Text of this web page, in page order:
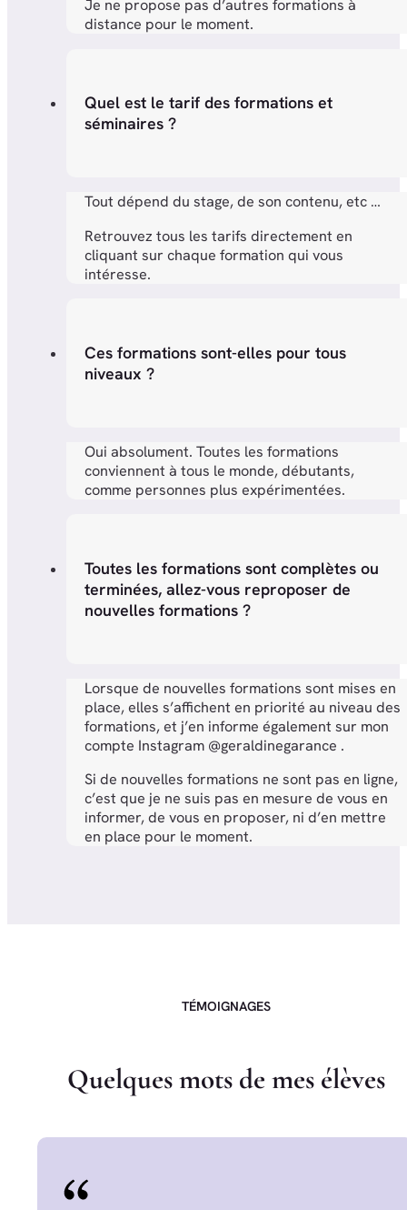
Je ne propose pas d’autres formations à
distance pour le moment.
Quel est le tarif des formations et
séminaires ?
Tout dépend du stage, de son contenu, etc …
Retrouvez tous les tarifs directement en
cliquant sur chaque formation qui vous
intéresse.
Ces formations sont-elles pour tous
niveaux ?
Oui absolument. Toutes les formations
conviennent à tous le monde, débutants,
comme personnes plus expérimentées.
Toutes les formations sont complètes ou
terminées, allez-vous reproposer de
nouvelles formations ?
Lorsque de nouvelles formations sont mises en
place, elles s’affichent en priorité au niveau des
formations, et j’en informe également sur mon
compte Instagram @geraldinegarance .
Si de nouvelles formations ne sont pas en ligne,
c’est que je ne suis pas en mesure de vous en
informer, de vous en proposer, ni d’en mettre
en place pour le moment.
TÉMOIGNAGES
Quelquesmots de mes élèves